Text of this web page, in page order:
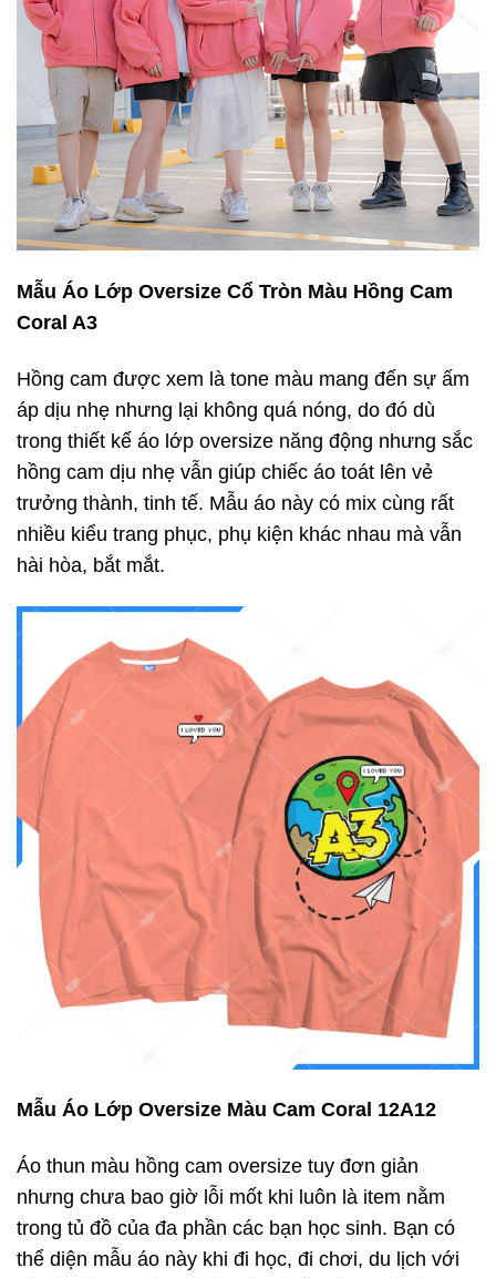
Mẫu Áo Lớp Oversize Cổ Tròn Màu Hồng Cam
Coral A3
Hồng cam được xem là tone màu mang đến sự ấm
áp dịu nhẹ nhưng lại không quá nóng, do đó dù
trong thiết kế áo lớp oversize năng động nhưng sắc
hồng cam dịu nhẹ vẫn giúp chiếc áo toát lên vẻ
trưởng thành, tinh tế. Mẫu áo này có mix cùng rất
nhiều kiểu trang phục, phụ kiện khác nhau mà vẫn
hài hòa, bắt mắt.
Mẫu Áo Lớp Oversize Màu Cam Coral 12A12
Áo thun màu hồng cam oversize tuy đơn giản
nhưng chưa bao giờ lỗi mốt khi luôn là item nằm
trong tủ đồ của đa phần các bạn học sinh. Bạn có
thể diện mẫu áo này khi đi học, đi chơi, du lịch với